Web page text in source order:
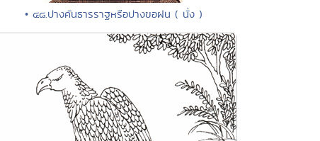
• ๔๘.ปางคันธารราฐหรือปางขอฝน ( นั่ง )